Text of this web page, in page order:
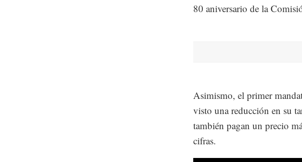
80 aniversario de la
Asimismo, el primer
visto una reducción en su
también pagan un precio
cifras.